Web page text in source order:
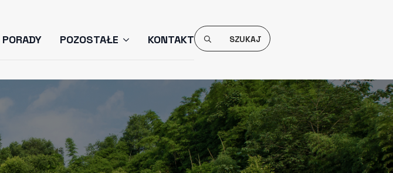
PORADY POZOSTAŁE KONTAKT
Search
For: